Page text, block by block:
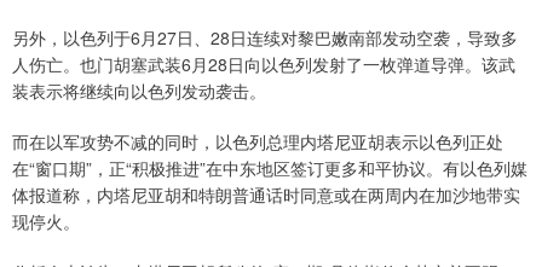
另外，以色列于6月27日、28日连续对黎巴嫩南部发动空袭，导致多
人伤亡。也门胡塞武装6月28日向以色列发射了一枚弹道导弹。该武
装表示将继续向以色列发动袭击。
而在以军攻势不减的同时，以色列总理内塔尼亚胡表示以色列正处
在“窗口期”，正“积极推进”在中东地区签订更多和平协议。有以色列媒
体报道称，内塔尼亚胡和特朗普通话时同意或在两周内在加沙地带实
现停火。